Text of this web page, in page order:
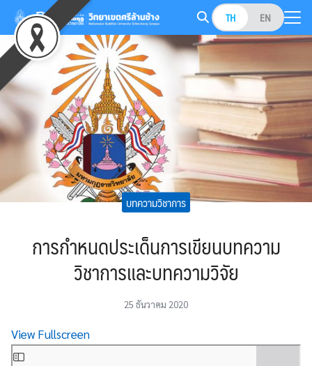
Skip
content
TH EN
Search
for:
บทความวิชาการ
การกำหนดประเด็นการเขียนบทความ
วิชาการและบทความวิจัย
25 ธันวาคม 2020
View Fullscreen
Skip